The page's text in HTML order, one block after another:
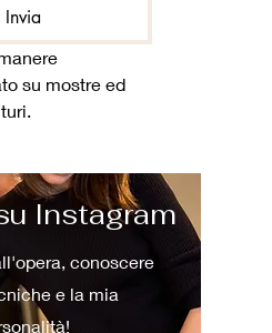
Invia
su mostre ed
Instagram
conoscere
e la mia